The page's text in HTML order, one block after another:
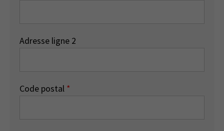
Adresse ligne 2
Code postal *